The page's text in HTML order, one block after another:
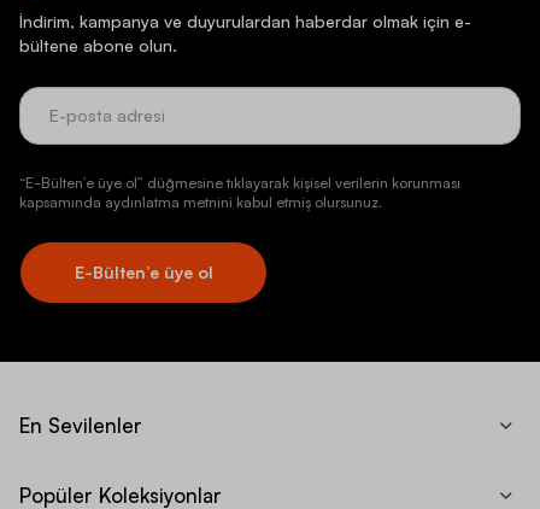
İndirim, kampanya ve duyurulardan haberdar olmak için e-
bültene abone olun.
“E-Bülten’e üye ol” düğmesine tıklayarak kişisel verilerin korunması
kapsamında aydınlatma metnini kabul etmiş olursunuz.
E-Bülten’e üye ol
En Sevilenler
Popüler Koleksiyonlar